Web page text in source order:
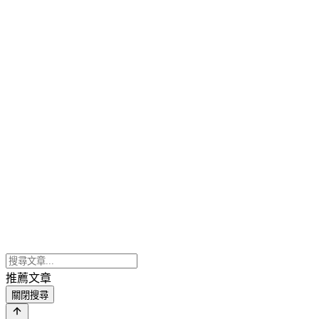
推薦文章
關閉搜尋